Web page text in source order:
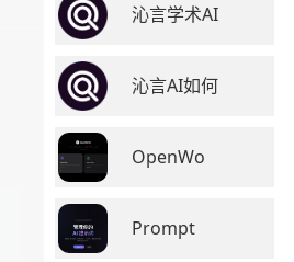
沁言学术AI
沁言AI如何
OpenWo
Prompt